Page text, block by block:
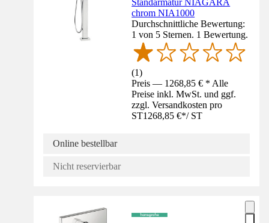
chrom NIA1000
Durchschnittliche Bewertung:
1 von 5 Sternen. 1 Bewertung.
(1)
Preis — 1268,85 € * Alle
Preise inkl. MwSt. und ggf.
zzgl. Versandkosten pro
ST1268,85 €*/ ST
Online bestellbar
Nicht reservierbar